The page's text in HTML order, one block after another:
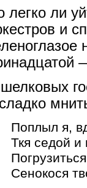
легко ли
и
Поплыл я,
Ткя седой
Сенокося